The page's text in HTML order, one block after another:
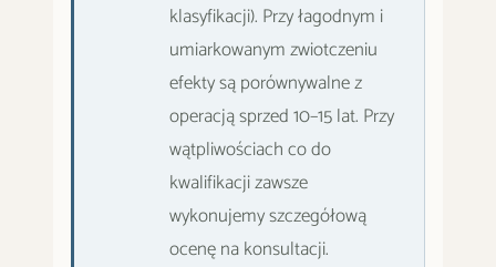
klasyfikacji). Przy łagodnym i
umiarkowanym zwiotczeniu
efekty są porównywalne z
operacją sprzed 10–15 lat. Przy
wątpliwościach co do
kwalifikacji zawsze
wykonujemy szczegółową
ocenę na konsultacji.